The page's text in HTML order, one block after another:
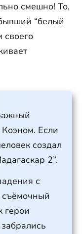
смешно! То,
“белый
своего
Если
создал
2”.
с
герои